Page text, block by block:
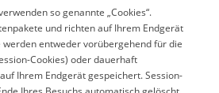
so genannte „Cookies“.
und richten auf Ihrem Endgerät
werden entweder vorübergehend für die
Cookies) oder dauerhaft
Ihrem Endgerät gespeichert. Session-